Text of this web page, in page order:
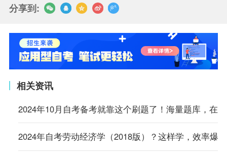
分享到:
相关资讯
2024年10月自考备考就靠这个刷题了！海量题库，在
2024年自考劳动经济学（2018版）？这样学，效率爆表